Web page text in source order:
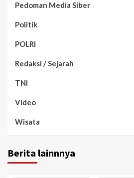
Pedoman Media Siber
Politik
POLRI
Redaksi / Sejarah
TNI
Video
Wisata
Berita lainnnya